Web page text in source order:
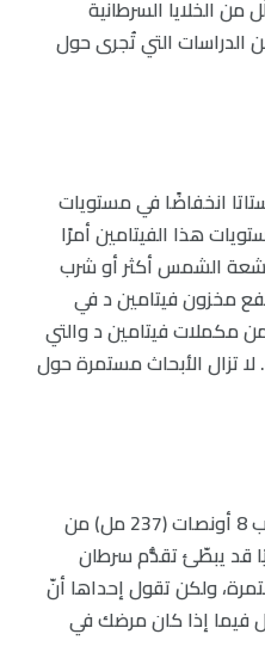
الخلايا السرطانية
الدراسات التي تُجرى حول
انخفاضًا في مستويات
هذا الفيتامين أمرًا
الشمس أكثر أو شرب
مخزون فيتامين د في
مكملات فيتامين د والتي
لا تزال الأبحاث مستمرة حول
تشير الأبحاث الأولية إلى أنّ شُرب 8 أونصات (237 مل) من
قد يبطّئ تقدُّم سرطان
ولكن تقول إحداها أنّ
فيما إذا كان مرضك في